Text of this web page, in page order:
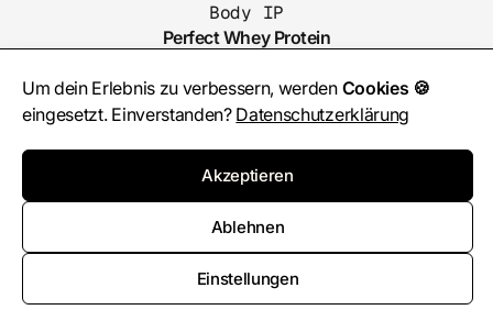
Um dein Erlebnis zu verbessern, werden Cookies 🍪
eingesetzt. Einverstanden? Datenschutzerklärung
Akzeptieren
Ablehnen
Einstellungen
Body IP
Perfect Whey Protein
Nährwerte pro 100g Pulver
33.32€ / kg